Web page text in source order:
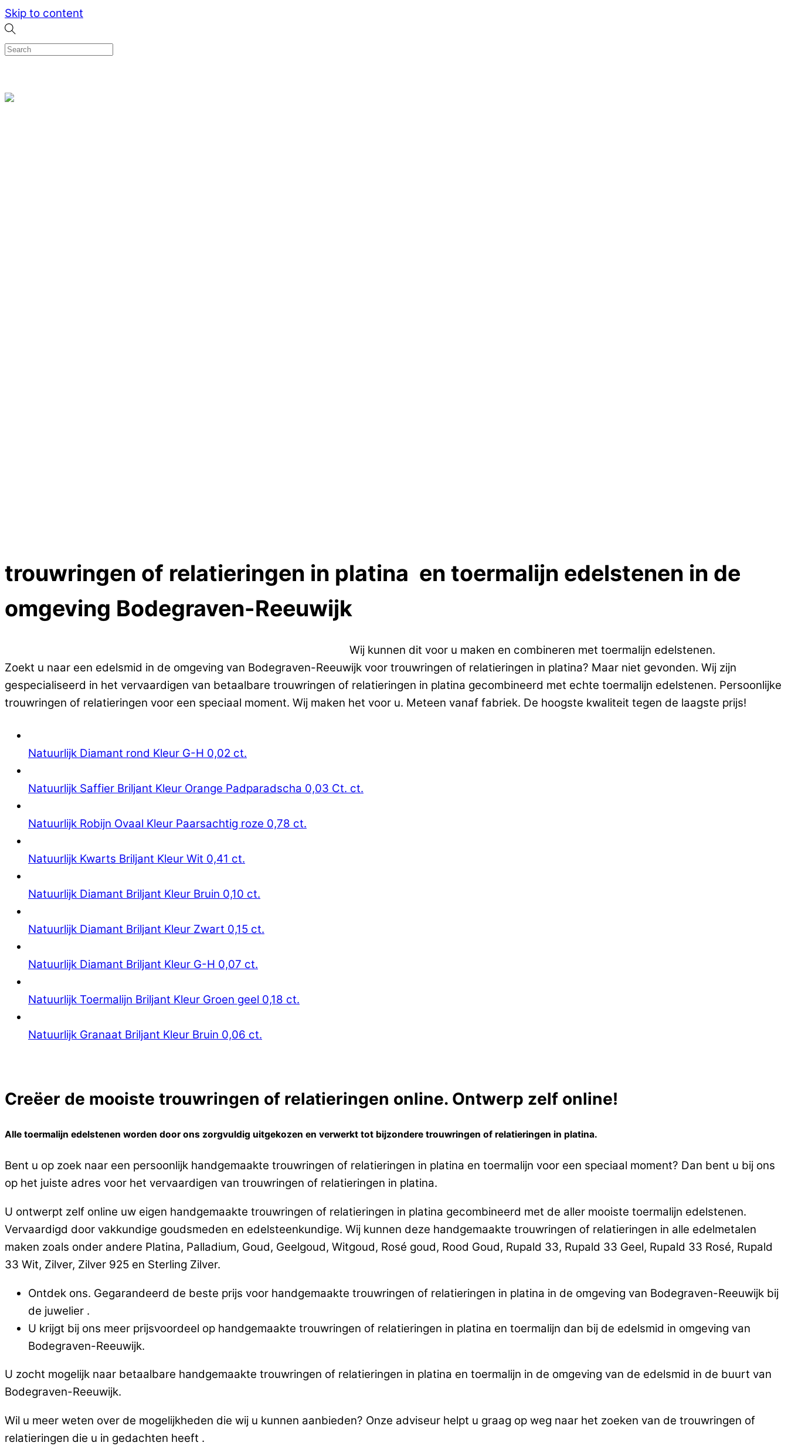
Skip to content
trouwringen of relatieringen in platina en toermalijn edelstenen in de
omgeving Bodegraven-Reeuwijk
Wij kunnen dit voor u maken en combineren met toermalijn edelstenen.
Zoekt u naar een edelsmid in de omgeving van Bodegraven-Reeuwijk voor trouwringen of relatieringen in platina? Maar niet gevonden. Wij zijn
gespecialiseerd in het vervaardigen van betaalbare trouwringen of relatieringen in platina gecombineerd met echte toermalijn edelstenen. Persoonlijke
trouwringen of relatieringen voor een speciaal moment. Wij maken het voor u. Meteen vanaf fabriek. De hoogste kwaliteit tegen de laagste prijs!
Natuurlijk Diamant rond Kleur G-H 0,02 ct.
Natuurlijk Saffier Briljant Kleur Orange Padparadscha 0,03 Ct. ct.
Natuurlijk Robijn Ovaal Kleur Paarsachtig roze 0,78 ct.
Natuurlijk Kwarts Briljant Kleur Wit 0,41 ct.
Natuurlijk Diamant Briljant Kleur Bruin 0,10 ct.
Natuurlijk Diamant Briljant Kleur Zwart 0,15 ct.
Natuurlijk Diamant Briljant Kleur G-H 0,07 ct.
Natuurlijk Toermalijn Briljant Kleur Groen geel 0,18 ct.
Natuurlijk Granaat Briljant Kleur Bruin 0,06 ct.
Creëer de mooiste trouwringen of relatieringen online. Ontwerp zelf online!
Alle toermalijn edelstenen worden door ons zorgvuldig uitgekozen en verwerkt tot bijzondere trouwringen of relatieringen in platina.
Bent u op zoek naar een persoonlijk handgemaakte trouwringen of relatieringen in platina en toermalijn voor een speciaal moment? Dan bent u bij ons
op het juiste adres voor het vervaardigen van trouwringen of relatieringen in platina.
U ontwerpt zelf online uw eigen handgemaakte trouwringen of relatieringen in platina gecombineerd met de aller mooiste toermalijn edelstenen.
Vervaardigd door vakkundige goudsmeden en edelsteenkundige. Wij kunnen deze handgemaakte trouwringen of relatieringen in alle edelmetalen
maken zoals onder andere Platina, Palladium, Goud, Geelgoud, Witgoud, Rosé goud, Rood Goud, Rupald 33, Rupald 33 Geel, Rupald 33 Rosé, Rupald
33 Wit, Zilver, Zilver 925 en Sterling Zilver.
Ontdek ons. Gegarandeerd de beste prijs voor handgemaakte trouwringen of relatieringen in platina in de omgeving van Bodegraven-Reeuwijk bij
de juwelier .
U krijgt bij ons meer prijsvoordeel op handgemaakte trouwringen of relatieringen in platina en toermalijn dan bij de edelsmid in omgeving van
Bodegraven-Reeuwijk.
U zocht mogelijk naar betaalbare handgemaakte trouwringen of relatieringen in platina en toermalijn in de omgeving van de edelsmid in de buurt van
Bodegraven-Reeuwijk.
Wil u meer weten over de mogelijkheden die wij u kunnen aanbieden? Onze adviseur helpt u graag op weg naar het zoeken van de trouwringen of
relatieringen die u in gedachten heeft .